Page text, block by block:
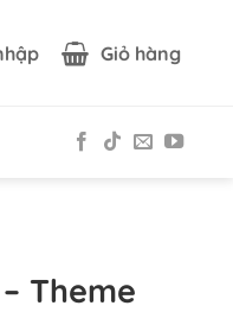
Giỏ hàng
Theme